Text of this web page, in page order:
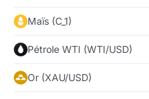
Maïs (C_1)
Pétrole WTI (WTI/USD)
Or (XAU/USD)